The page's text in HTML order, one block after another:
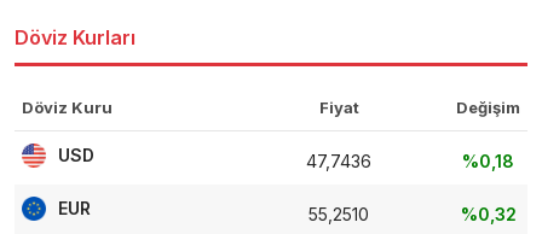
Döviz Kurları
Döviz Kuru Fiyat Değişim
USD 47,7436 %0,18
EUR 55,2510 %0,32